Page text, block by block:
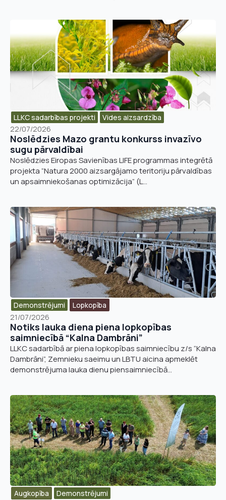
LLKC sadarbības projekti
Vides aizsardzība​
22/07/2026
Noslēdzies Mazo grantu konkurss invazīvo
sugu pārvaldībai
Noslēdzies Eiropas Savienības LIFE programmas integrētā
projekta “Natura 2000 aizsargājamo teritoriju pārvaldības
un apsaimniekošanas optimizācija” (L...
Demonstrējumi
Lopkopība
21/07/2026
Notiks lauka diena piena lopkopības
saimniecībā “Kalna Dambrāni”
LLKC sadarbībā ar piena lopkopības saimniecību z/s “Kalna
Dambrāni”, Zemnieku saeimu un LBTU aicina apmeklēt
demonstrējuma lauka dienu piensaimniecībā...
Augkopība
Demonstrējumi
Nosūtīt pieteikumu
e
s
E
-
p
a
Pieteikties